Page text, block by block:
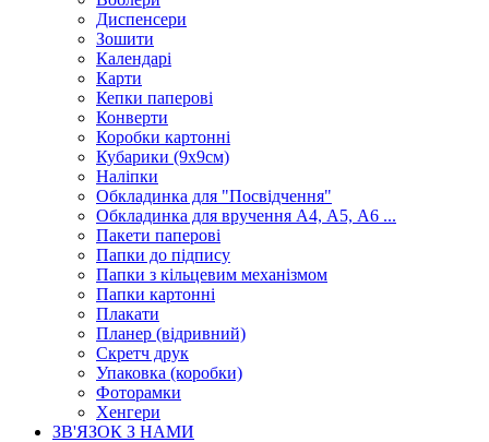
Диспенсери
Зошити
Календарі
Карти
Кепки паперові
Конверти
Коробки картонні
Кубарики (9х9см)
Наліпки
Обкладинка для "Посвідчення"
Обкладинка для вручення А4, А5, А6 ...
Пакети паперові
Папки до підпису
Папки з кільцевим механізмом
Папки картонні
Плакати
Планер (відривний)
Скретч друк
Упаковка (коробки)
Фоторамки
Хенгери
ЗВ'ЯЗОК З НАМИ